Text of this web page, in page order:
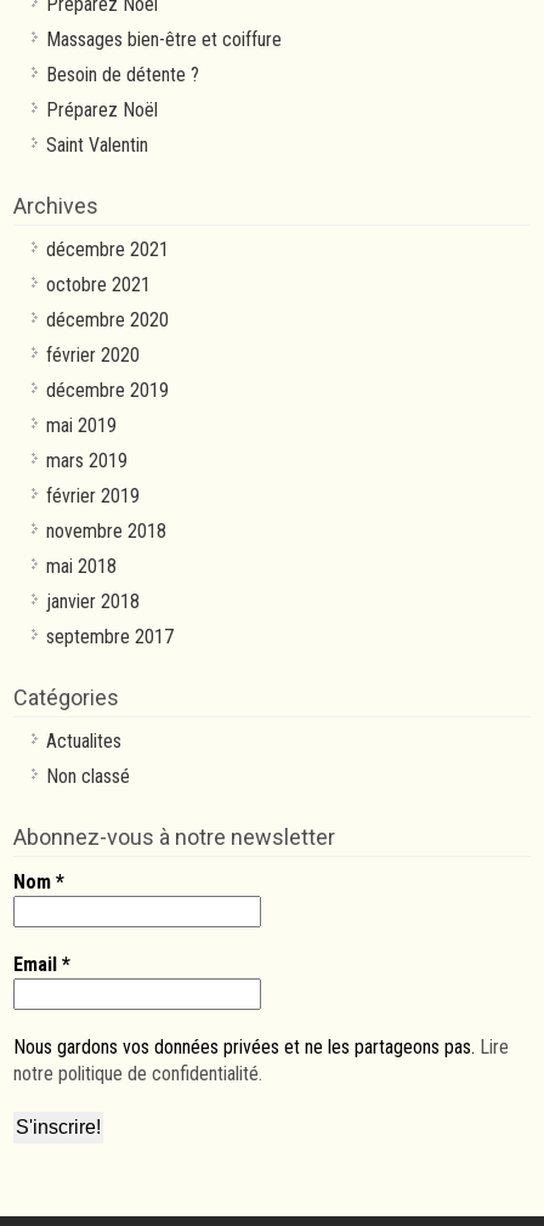
Massages bien-être et coiffure
Besoin de détente ?
Préparez Noël
Saint Valentin
Archives
décembre 2021
octobre 2021
décembre 2020
février 2020
décembre 2019
mai 2019
mars 2019
février 2019
novembre 2018
mai 2018
janvier 2018
septembre 2017
Catégories
Actualites
Non classé
Abonnez-vous à notre newsletter
Nom*
Email*
Nous gardons vos données privées et ne les partageons pas. Lire
notre politique de confidentialité.